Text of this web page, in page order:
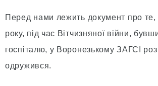
Перед нами лежить документ про
року, під час Вітчизняної війни,
госпіталю, у Воронезькому ЗАГСІ
одружився.